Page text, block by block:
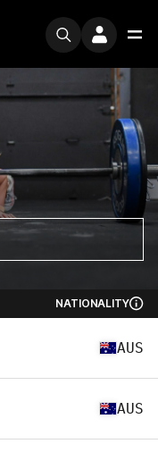
NATIONALITY
AUS
AUS